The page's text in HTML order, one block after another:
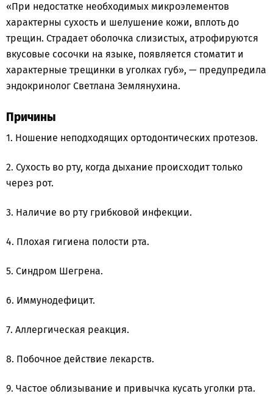
«При недостатке необходимых микроэлементов
характерны сухость и шелушение кожи, вплоть до
трещин. Страдает оболочка слизистых, атрофируются
вкусовые сосочки на языке, появляется стоматит и
характерные трещинки в уголках губ», — предупредила
эндокринолог Светлана Землянухина.
Причины
1. Ношение неподходящих ортодонтических протезов.
2. Сухость во рту, когда дыхание происходит только
через рот.
3. Наличие во рту грибковой инфекции.
4. Плохая гигиена полости рта.
5. Синдром Шегрена.
6. Иммунодефицит.
7. Аллергическая реакция.
8. Побочное действие лекарств.
9. Частое облизывание и привычка кусать уголки рта.